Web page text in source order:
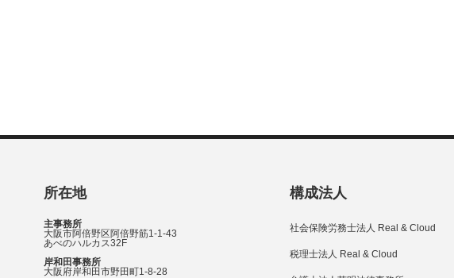
所在地
主事務所
大阪市阿倍野区阿倍野筋1-1-43
あべのハルカス32F
岸和田事務所
大阪府岸和田市野田町1-8-28
構成法人
社会保険労務士法人 Real & Cloud
税理士法人 Real & Cloud